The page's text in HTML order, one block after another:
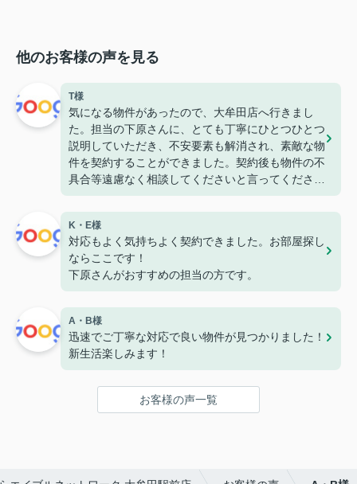
他のお客様の声を見る
T様
気になる物件があったので、大牟田店へ行きまし
た。担当の下原さんに、とても丁寧にひとつひとつ
説明していただき、不安要素も解消され、素敵な物
件を契約することができました。契約後も物件の不
具合等遠慮なく相談してくださいと言ってくださっ
たので、安心して住めそうです。
K・E様
対応もよく気持ちよく契約できました。お部屋探し
ならここです！
下原さんがおすすめの担当の方です。
A・B様
迅速でご丁寧な対応で良い物件が見つかりました！
新生活楽しみます！
お客様の声一覧